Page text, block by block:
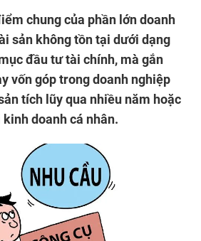
chung của phần lớn doanh
sản không tồn tại dưới dạng
đầu tư tài chính, mà gắn
vốn góp trong doanh nghiệp
tích lũy qua nhiều năm hoặc
doanh cá nhân.